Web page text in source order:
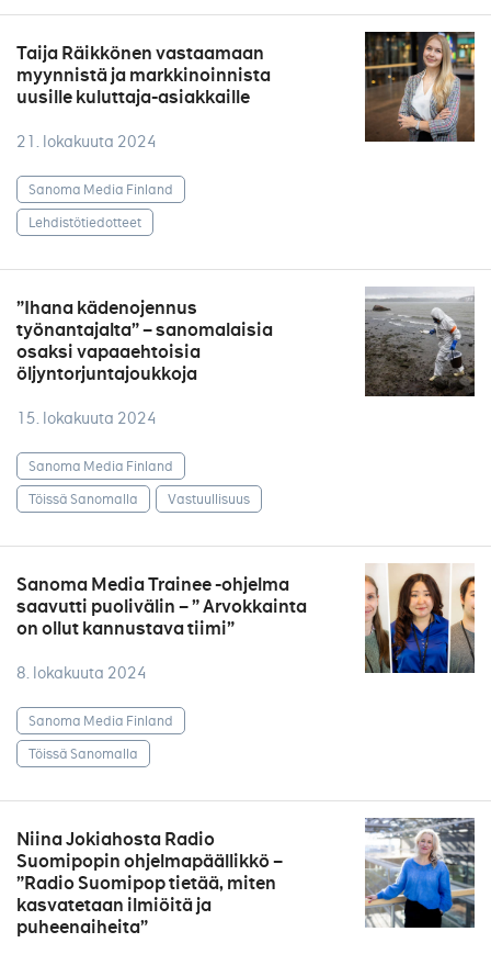
Taija Räikkönen vastaamaan
myynnistä ja markkinoinnista
uusille kuluttaja-asiakkaille
21. lokakuuta 2024
Sanoma Media Finland
Lehdistötiedotteet
”Ihana kädenojennus
työnantajalta” – sanomalaisia
osaksi vapaaehtoisia
öljyntorjuntajoukkoja
15. lokakuuta 2024
Sanoma Media Finland
Töissä Sanomalla
Vastuullisuus
Sanoma Media Trainee -ohjelma
saavutti puolivälin – ” Arvokkainta
on ollut kannustava tiimi”
8. lokakuuta 2024
Sanoma Media Finland
Töissä Sanomalla
Niina Jokiahosta Radio
Suomipopin ohjelmapäällikkö –
”Radio Suomipop tietää, miten
kasvatetaan ilmiöitä ja
puheenaiheita”